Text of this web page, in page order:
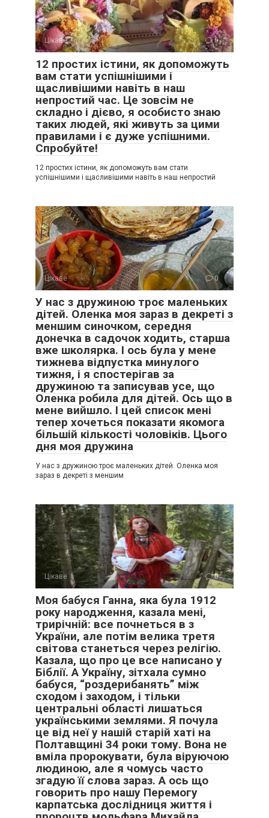
Цікаве 0
12 простих істини, як допоможуть
вам стати успішнішими і
щасливішими навіть в наш
непростий час. Це зовсім не
складно і дієво, я особисто знаю
таких людей, які живуть за цими
правилами і є дуже успішними.
Спробуйте!
12 простих істини, як допоможуть вам стати
успішнішими і щасливішими навіть в наш непростий
Цікаве 0
У нас з дружиною троє маленьких
дітей. Оленка моя зараз в декреті з
меншим синочком, середня
донечка в садочок ходить, старша
вже школярка. І ось була у мене
тижнева відпустка минулого
тижня, і я спостерігав за
дружиною та записував усе, що
Оленка робила для дітей. Ось що в
мене вийшло. І цей список мені
тепер хочеться показати якомога
більшій кількості чоловіків. Цього
дня моя дружина
У нас з дружиною троє маленьких дітей. Оленка моя
зараз в декреті з меншим
Цікаве 0
Моя бабуся Ганна, яка була 1912
року народження, казала мені,
трирічній: все почнеться в з
України, але потім велика третя
світова станеться через релігію.
Казала, що про це все написано у
Біблії. А Україну, зітхала сумно
бабуся, “роздерибанять” між
сходом і заходом, і тільки
центральні області лишаться
українськими землями. Я почула
це від неї у нашій старій хаті на
Полтавщині 34 роки тому. Вона не
вміла пророкувати, була віруючою
людиною, але я чомусь часто
згадую її слова зараз. А ось що
говорить про нашу Перемогу
карпатська дослідниця життя і